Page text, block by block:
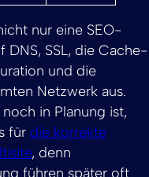
nur eine SEO-
DNS, SSL, die Cache-
und die
Netzwerk aus.
in Planung ist,
für die korrekte
, denn
führen später oft